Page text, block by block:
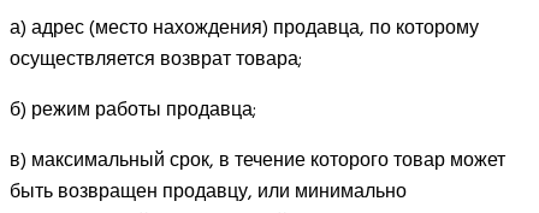
а) адрес (место нахождения) продавца, по которому
осуществляется возврат товара;
б) режим работы продавца;
в) максимальный срок, в течение которого товар может
быть возвращен продавцу, или минимально